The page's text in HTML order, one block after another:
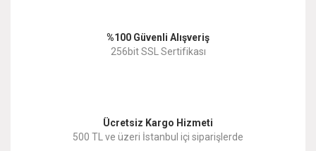
Ürün fiyatı diğer sitelerden daha pahalı.
%100 Güvenli Alışveriş
256bit SSL Sertifikası
Ücretsiz Kargo Hizmeti
500 TL ve üzeri İstanbul içi siparişlerde